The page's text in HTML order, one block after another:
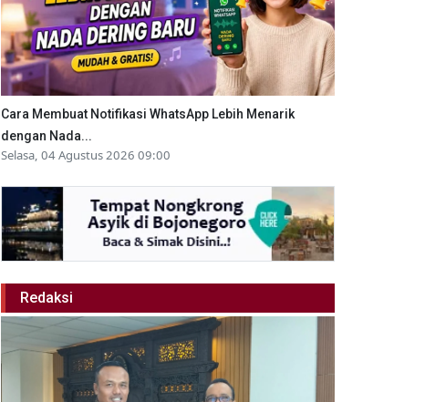
Cara Membuat Notifikasi WhatsApp Lebih Menarik
dengan Nada...
Selasa, 04 Agustus 2026 09:00
Redaksi